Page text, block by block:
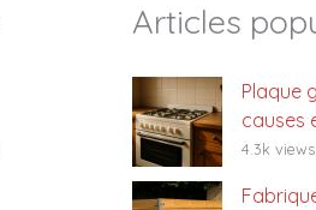
Articles
Plaque
causes
4.3k views